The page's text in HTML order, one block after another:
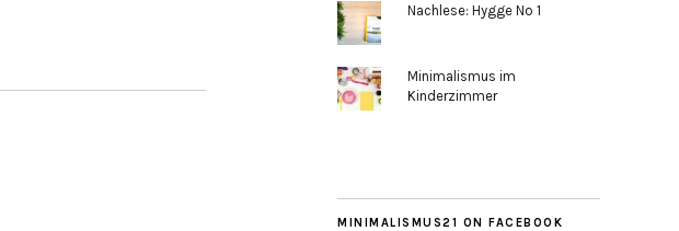
Nachlese: Hygge No 1
Minimalismus im
Kinderzimmer
MINIMALISMUS21 ON FACEBOOK